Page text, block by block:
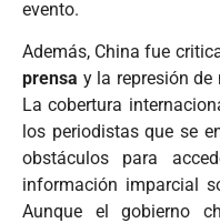
evento.
Además, China fue
prensa y la represión
La cobertura
los periodistas que se
obstáculos para
información imparcial
Aunque el gobierno